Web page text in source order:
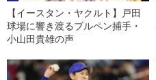
【イースタン・ヤクルト】戸田
球場に響き渡るブルペン捕手・
小山田貴雄の声